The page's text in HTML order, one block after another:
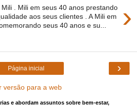
›
. Mili em seus 40 anos prestando
aos seus clientes . A Mili em
seus 40 anos e su...
›
Página inicial
versão para a web
e abordam assuntos sobre bem-estar,